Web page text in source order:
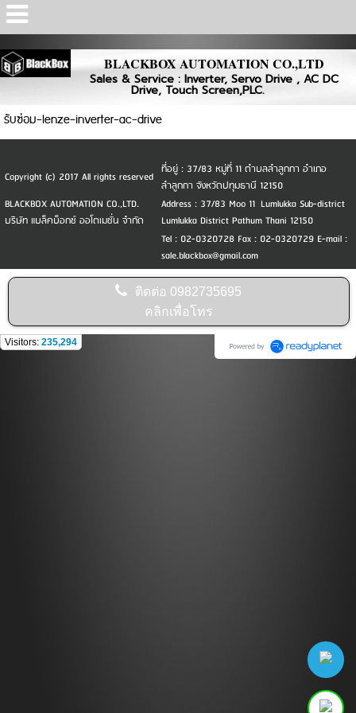
BLACKBOX AUTOMATION CO.,LTD
Sales & Service : Inverter, Servo Drive , AC DC
Drive, Touch Screen,PLC.
รับซ่อม-lenze-inverter-ac-drive
Copyright (c) 2017 All rights reserved ที่อยู่ : 37/83 หมู่ที่ 11 ตำบลลำลูกกา อำเภอ
ลำลูกกา จังหวัดปทุมธานี 12150
BLACKBOX AUTOMATION CO.,LTD.
บริษัท แบล็คบ็อกซ์ ออโตเมชั่น จำกัด
Address : 37/83 Moo 11 Lumlukka Sub-district
Lumlukka District Pathum Thani 12150
Tel : 02-0320728 Fax : 02-0320729 E-mail :
sale.blackbox@gmail.com
ติดต่อ 0982735695
คลิกเพื่อโทร
Visitors: 235,294